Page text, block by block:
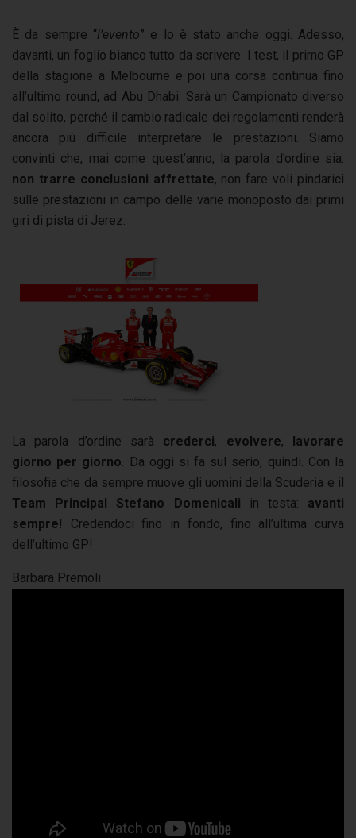
È da sempre “l’evento” e lo è stato anche oggi. Adesso,
davanti, un foglio bianco tutto da scrivere. I test, il primo GP
della stagione a Melbourne e poi una corsa continua fino
all’ultimo round, ad Abu Dhabi. Sarà un Campionato diverso
dal solito, perché il cambio radicale dei regolamenti renderà
ancora più difficile interpretare le prestazioni. Siamo
convinti che, mai come quest’anno, la parola d’ordine sia:
non trarre conclusioni affrettate, non fare voli pindarici
sulle prestazioni in campo delle varie monoposto dai primi
giri di pista di Jerez.
La parola d’ordine sarà crederci, evolvere, lavorare
giorno per giorno . Da oggi si fa sul serio, quindi. Con la
filosofia che da sempre muove gli uomini della Scuderia e il
Team Principal Stefano Domenicali in testa: avanti
sempre! Credendoci fino in fondo, fino all’ultima curva
dell’ultimo GP!
Barbara Premoli